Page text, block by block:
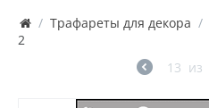
/ Трафареты для декора /
2
13 из